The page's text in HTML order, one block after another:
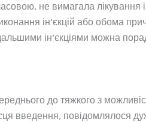
не вимагала лікування
ін’єкцій або обома
ін’єкціями можна
до тяжкого з
введення, повідомлялося